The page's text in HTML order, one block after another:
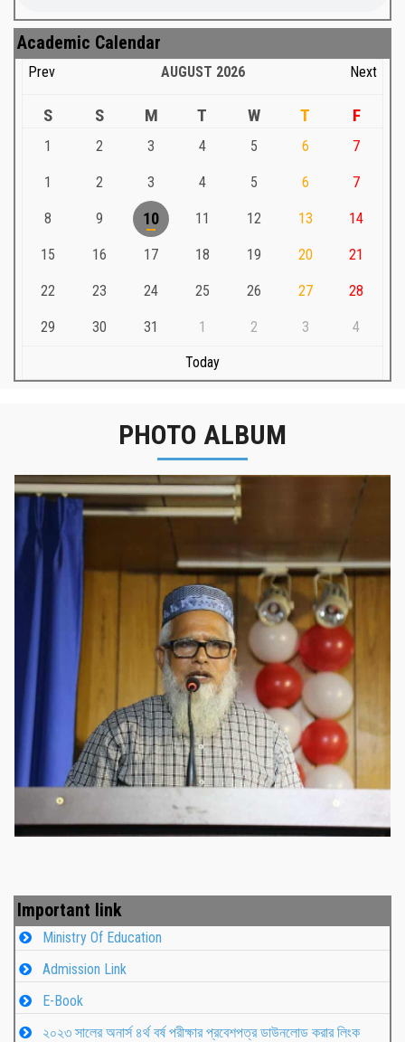
Academic Calendar
Prev AUGUST 2026 Next
S S M T W T F
1 2 3 4 5 6 7
1 2 3 4 5 6 7
8 9 10 11 12 13 14
15 16 17 18 19 20 21
22 23 24 25 26 27 28
29 30 31 1 2 3 4
Today
PHOTO ALBUM
নবীনবরণ - ২০২৫
Important link
Ministry Of Education
Admission Link
E-Book
২০২৩ সালের অনার্স ৪র্থ বর্ষ পরীক্ষার প্রবেশপত্র ডাউনলোড করার লিংক